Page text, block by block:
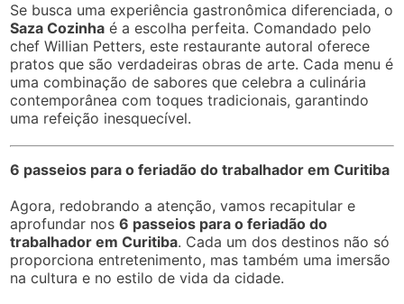
Se busca uma experiência gastronômica diferenciada, o
Saza Cozinha é a escolha perfeita. Comandado pelo
chef Willian Petters, este restaurante autoral oferece
pratos que são verdadeiras obras de arte. Cada menu é
uma combinação de sabores que celebra a culinária
contemporânea com toques tradicionais, garantindo
uma refeição inesquecível.
6 passeios para o feriadão do trabalhador em Curitiba
Agora, redobrando a atenção, vamos recapitular e
aprofundar nos6 passeios para o feriadão do
trabalhador em Curitiba. Cada um dos destinos não só
proporciona entretenimento, mas também uma imersão
na cultura e no estilo de vida da cidade.